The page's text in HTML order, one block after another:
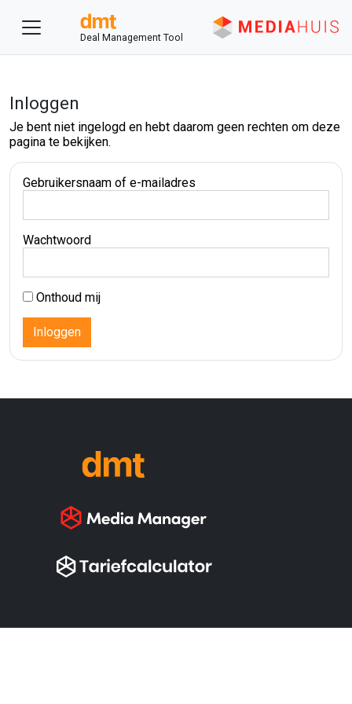
Deal Management Tool
Inloggen
Je bent niet ingelogd en hebt daarom geen rechten om deze
pagina te bekijken.
Gebruikersnaam of e-mailadres
Wachtwoord
Onthoud mij